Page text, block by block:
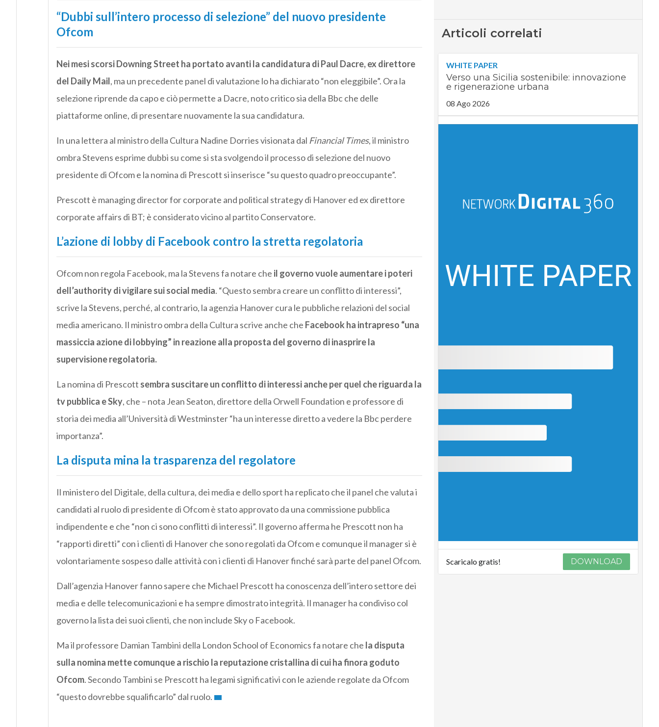
“Dubbi sull’intero processo di selezione” del nuovo presidente
Ofcom
Nei mesi scorsi Downing Street ha portato avanti la candidatura di Paul Dacre, ex direttore
del Daily Mail, ma un precedente panel di valutazione lo ha dichiarato “non eleggibile”. Ora la
selezione riprende da capo e ciò permette a Dacre, noto critico sia della Bbc che delle
piattaforme online, di presentare nuovamente la sua candidatura.
In una lettera al ministro della Cultura Nadine Dorries visionata dal Financial Times, il ministro
ombra Stevens esprime dubbi su come si sta svolgendo il processo di selezione del nuovo
presidente di Ofcom e la nomina di Prescott si inserisce “su questo quadro preoccupante”.
Prescott è managing director for corporate and political strategy di Hanover ed ex direttore
corporate affairs di BT; è considerato vicino al partito Conservatore.
L’azione di lobby di Facebook contro la stretta regolatoria
Ofcom non regola Facebook, ma la Stevens fa notare che il governo vuole aumentare i poteri
dell’authority di vigilare sui social media. “Questo sembra creare un conflitto di interessi”,
scrive la Stevens, perché, al contrario, la agenzia Hanover cura le pubbliche relazioni del social
media americano. Il ministro ombra della Cultura scrive anche che Facebook ha intrapreso “una
massiccia azione di lobbying” in reazione alla proposta del governo di inasprire la
supervisione regolatoria.
La nomina di Prescott sembra suscitare un conflitto di interessi anche per quel che riguarda la
tv pubblica e Sky, che – nota Jean Seaton, direttore della Orwell Foundation e professore di
storia dei media all’Università di Westminster “ha un interesse diretto a vedere la Bbc perdere
importanza”.
La disputa mina la trasparenza del regolatore
Il ministero del Digitale, della cultura, dei media e dello sport ha replicato che il panel che valuta i
candidati al ruolo di presidente di Ofcom è stato approvato da una commissione pubblica
indipendente e che “non ci sono conflitti di interessi”. Il governo afferma he Prescott non ha
“rapporti diretti” con i clienti di Hanover che sono regolati da Ofcom e comunque il manager si è
volontariamente sospeso dalle attività con i clienti di Hanover finché sarà parte del panel Ofcom.
Dall’agenzia Hanover fanno sapere che Michael Prescott ha conoscenza dell’intero settore dei
media e delle telecomunicazioni e ha sempre dimostrato integrità. Il manager ha condiviso col
governo la lista dei suoi clienti, che non include Sky o Facebook.
Ma il professore Damian Tambini della London School of Economics fa notare che la disputa
sulla nomina mette comunque a rischio la reputazione cristallina di cui ha finora goduto
Ofcom. Secondo Tambini se Prescott ha legami significativi con le aziende regolate da Ofcom
“questo dovrebbe squalificarlo” dal ruolo.
Articoli correlati
WHITE PAPER
Verso una Sicilia sostenibile: innovazione
e rigenerazione urbana
08 Ago 2026
Scaricalo gratis! DOWNLOAD